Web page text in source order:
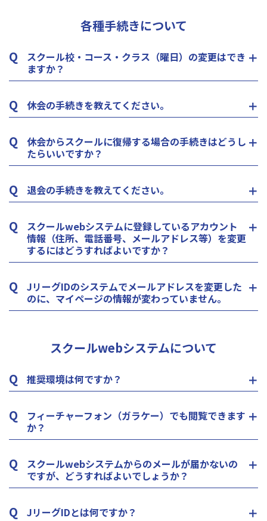
各種手続きについて
Q
スクール校・コース・クラス（曜日）の変更はでき
ますか？
Q 休会の手続きを教えてください。
Q
休会からスクールに復帰する場合の手続きはどうし
たらいいですか？
Q 退会の手続きを教えてください。
Q
スクールwebシステムに登録しているアカウント
情報（住所、電話番号、メールアドレス等）を変更
するにはどうすればよいですか？
Q
JリーグIDのシステムでメールアドレスを変更した
のに、マイページの情報が変わっていません。
スクールwebシステムについて
Q
推奨環境は何ですか？
Q
フィーチャーフォン（ガラケー）でも閲覧できます
か？
Q
スクールwebシステムからのメールが届かないの
ですが、どうすればよいでしょうか？
Q JリーグIDとは何ですか？